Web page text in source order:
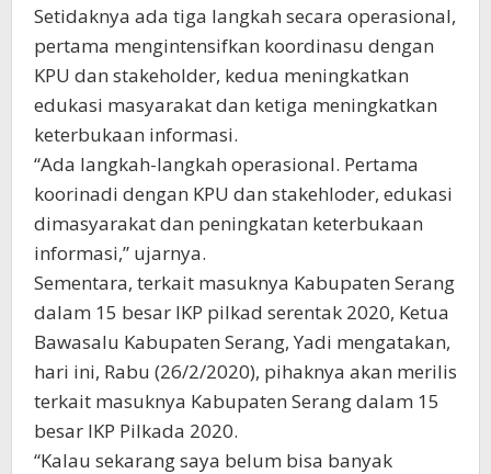
Setidaknya ada tiga langkah secara operasional,
pertama mengintensifkan koordinasu dengan
KPU dan stakeholder, kedua meningkatkan
edukasi masyarakat dan ketiga meningkatkan
keterbukaan informasi.
“Ada langkah-langkah operasional. Pertama
koorinadi dengan KPU dan stakehloder, edukasi
dimasyarakat dan peningkatan keterbukaan
informasi,” ujarnya.
Sementara, terkait masuknya Kabupaten Serang
dalam 15 besar IKP pilkad serentak 2020, Ketua
Bawasalu Kabupaten Serang, Yadi mengatakan,
hari ini, Rabu (26/2/2020), pihaknya akan merilis
terkait masuknya Kabupaten Serang dalam 15
besar IKP Pilkada 2020.
“Kalau sekarang saya belum bisa banyak